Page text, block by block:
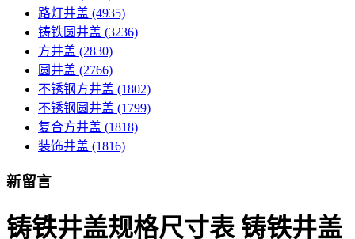
路灯井盖 (4935)
铸铁圆井盖 (3236)
方井盖 (2830)
圆井盖 (2766)
不锈钢方井盖 (1802)
不锈钢圆井盖 (1799)
复合方井盖 (1818)
装饰井盖 (1816)
新留言
铸铁井盖规格尺寸表 铸铁井盖